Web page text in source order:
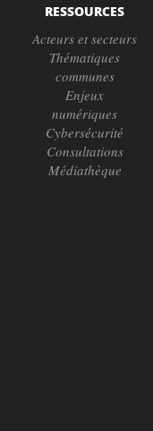
RESSOURCES
Acteurs et secteurs
Thématiques
communes
Enjeux
numériques
Cybersécurité
Consultations
Médiathèque